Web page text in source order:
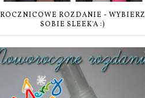
ROCZNICOWE ROZDANIE - WYBIERZ
SOBIE SLEEK'A :)